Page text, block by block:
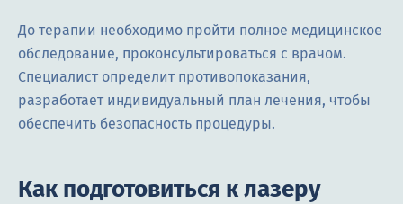
До терапии необходимо пройти полное медицинское
обследование, проконсультироваться с врачом.
Специалист определит противопоказания,
разработает индивидуальный план лечения, чтобы
обеспечить безопасность процедуры.
Как подготовиться к лазеру